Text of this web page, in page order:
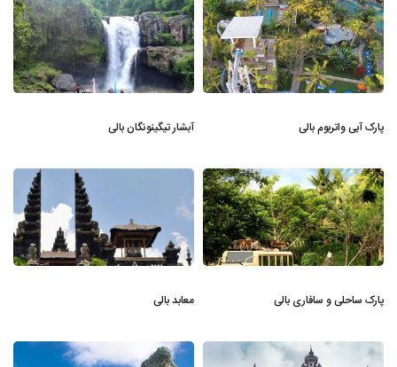
پارک آبی واتربوم بالی آبشار تیگینونگان بالی
پارک ساحلی و سافاری بالی معابد بالی